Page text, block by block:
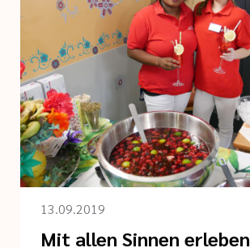
13.09.2019
Mit allen Sinnen erleben